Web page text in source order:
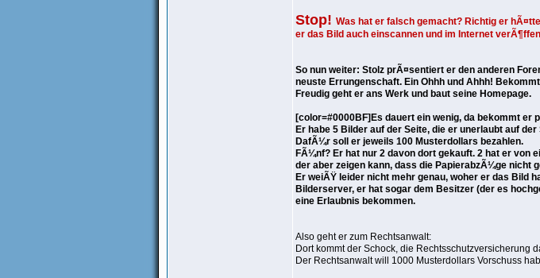
Stop! Was hat er falsch gemacht? Richtig er
er das Bild auch einscannen und im Internet
So nun weiter: Stolz prÃ¤sentiert er den anderen
neuste Errungenschaft. Ein Ohhh und Ahhh!
Freudig geht er ans Werk und baut seine Homepage.
[color=#0000BF]Es dauert ein wenig, da bekommt er
Er habe 5 Bilder auf der Seite, die er unerlaubt auf
DafÃ¼r soll er jeweils 100 Musterdollars bezahlen.
FÃ¼nf? Er hat nur 2 davon dort gekauft. 2 hat er von
der aber zeigen kann, dass die PapierabzÃ¼ge nicht
Er weiÃŸ leider nicht mehr genau, woher er das Bild
Bilderserver, er hat sogar dem Besitzer (der es
eine Erlaubnis bekommen.
Also geht er zum Rechtsanwalt:
Dort kommt der Schock, die Rechtsschutzversicherung
Der Rechtsanwalt will 1000 Musterdollars Vorschuss